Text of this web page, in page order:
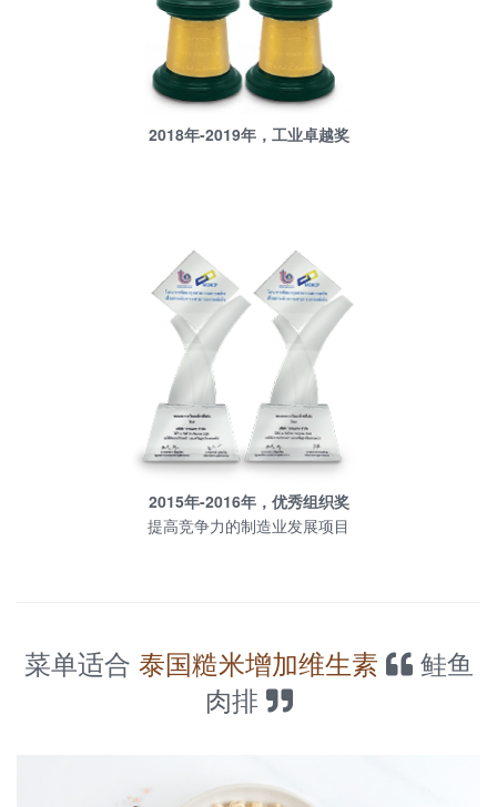
2018年-2019年，工业卓越奖
2015年-2016年，优秀组织奖
提高竞争力的制造业发展项目
菜单适合 泰国糙米增加维生素
鲑鱼
肉排